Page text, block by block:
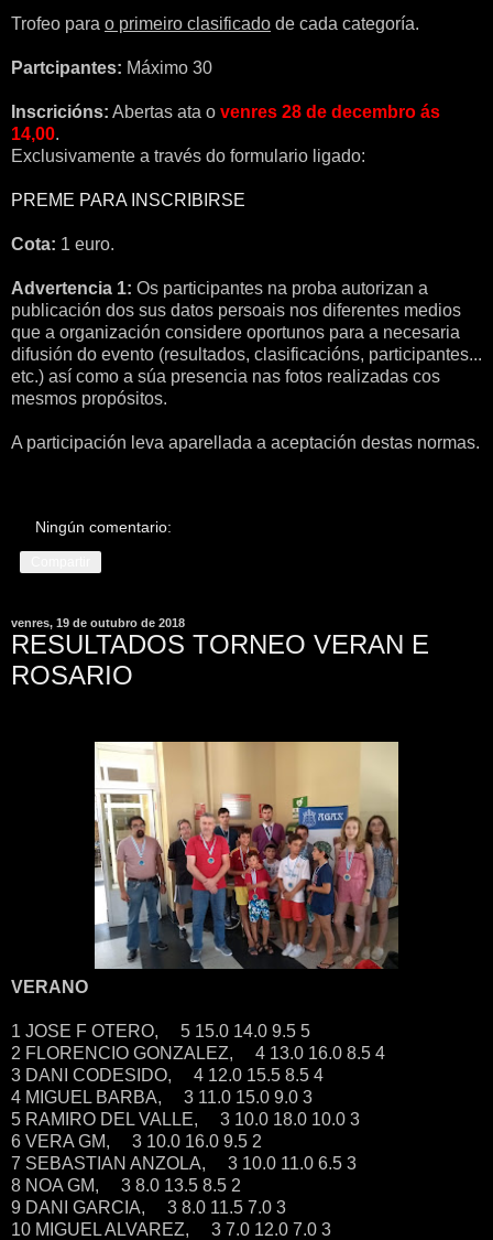
Trofeo para o primeiro clasificado de cada categoría.
Partcipantes: Máximo 30
Inscricións: Abertas ata o venres 28 de decembro ás
14,00.
Exclusivamente a través do formulario ligado:
PREME PARA INSCRIBIRSE
Cota: 1 euro.
Advertencia 1: Os participantes na proba autorizan a
publicación dos sus datos persoais nos diferentes medios
que a organización considere oportunos para a necesaria
difusión do evento (resultados, clasificacións, participantes...
etc.) así como a súa presencia nas fotos realizadas cos
mesmos propósitos.
A participación leva aparellada a aceptación destas normas.
Ningún comentario:
venres, 19 de outubro de 2018
RESULTADOS TORNEO VERAN E
ROSARIO
VERANO
1 JOSE F OTERO, 5 15.0 14.0 9.5 5
2 FLORENCIO GONZALEZ, 4 13.0 16.0 8.5 4
3 DANI CODESIDO, 4 12.0 15.5 8.5 4
4 MIGUEL BARBA, 3 11.0 15.0 9.0 3
5 RAMIRO DEL VALLE, 3 10.0 18.0 10.0 3
6 VERA GM, 3 10.0 16.0 9.5 2
7 SEBASTIAN ANZOLA, 3 10.0 11.0 6.5 3
8 NOA GM, 3 8.0 13.5 8.5 2
9 DANI GARCIA, 3 8.0 11.5 7.0 3
10 MIGUEL ALVAREZ, 3 7.0 12.0 7.0 3